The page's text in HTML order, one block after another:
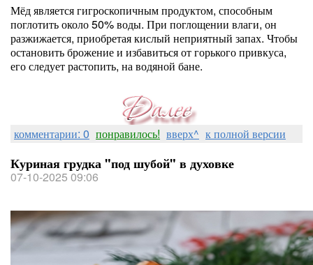
Мёд является гигроскопичным продуктом, способным
поглотить около 50% воды. При поглощении влаги, он
разжижается, приобретая кислый неприятный запах. Чтобы
остановить брожение и избавиться от горького привкуса,
его следует растопить, на водяной бане.
комментарии: 0 понравилось! вверх^ к полной версии
Куриная грудка "под шубой" в духовке
07-10-2025 09:06